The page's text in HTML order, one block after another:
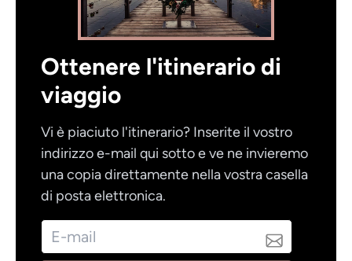
Ottenere l'itinerario di
viaggio
Vi è piaciuto l'itinerario? Inserite il vostro
indirizzo e-mail qui sotto e ve ne invieremo
una copia direttamente nella vostra casella
di posta elettronica.